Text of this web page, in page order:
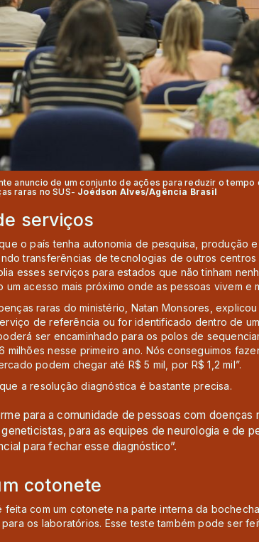
anuncio de um conjunto de ações para reduzir o
raras no SUS- Joédson Alves/Agência Brasil
serviços
o país tenha autonomia de pesquisa, produção
transferências de tecnologias de outros centros
esses serviços para estados que não tinham
um acesso mais próximo onde as pessoas vivem e
raras do ministério, Natan Monsores,
de referência ou for identificado dentro de
ser encaminhado para os polos de
milhões nesse primeiro ano. Nós conseguimos
podem chegar até R$ 5 mil, por R$ 1,2 mil”.
a resolução diagnóstica é bastante precisa.
para a comunidade de pessoas com doenças
para as equipes de neurologia e de
para fechar esse diagnóstico”.
cotonete
feita com um cotonete na parte interna da
os laboratórios. Esse teste também pode ser